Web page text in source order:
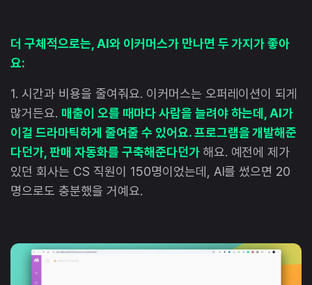
더 구체적으로는, AI와 이커머스가 만나면 두 가지가 좋아
요:
1. 시간과 비용을 줄여줘요. 이커머스는 오퍼레이션이 되게
많거든요. 매출이 오를 때마다 사람을 늘려야 하는데, AI가
이걸 드라마틱하게 줄여줄 수 있어요. 프로그램을 개발해준
다던가, 판매 자동화를 구축해준다던가 해요. 예전에 제가
있던 회사는 CS 직원이 150명이었는데, AI를 썼으면 20
명으로도 충분했을 거예요.